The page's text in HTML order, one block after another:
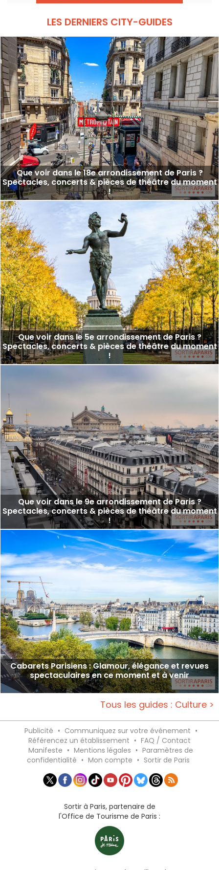
LES DERNIERS CITY-GUIDES
Que voir dans le 18e arrondissement de Paris ?
Spectacles, concerts & pièces de théâtre du moment
!
Que voir dans le 5e arrondissement de Paris ?
Spectacles, concerts & pièces de théâtre du moment
!
Que voir dans le 9e arrondissement de Paris ?
Spectacles, concerts & pièces de théâtre du moment
!
Cabarets Parisiens : Glamour, élégance et revues
spectaculaires en ce moment et à venir
Tous les guides : Culture >
Publicité • Communiquez sur votre événement •
Référencez un établissement • FAQ / Contact
Manifeste • Mentions légales • Paramètres de
confidentialité • Mon compte • Sortir de Paris
Sortir à Paris, partenaire de
l'Office de Tourisme de Paris :